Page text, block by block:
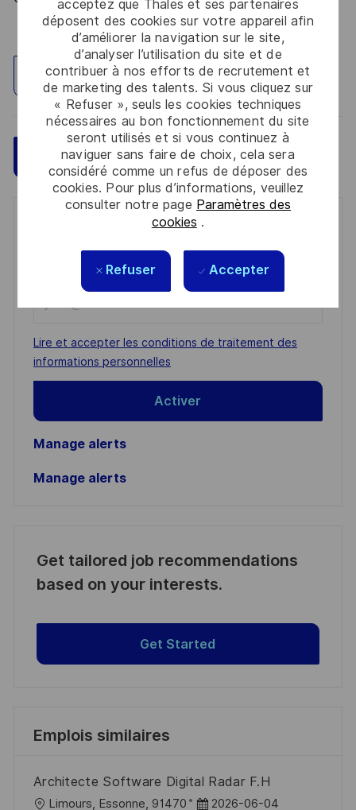
acceptez que Thales et ses partenaires
déposent des cookies sur votre appareil afin
d’améliorer la navigation sur le site,
d’analyser l’utilisation du site et de
contribuer à nos efforts de recrutement et
de marketing des talents. Si vous cliquez sur
« Refuser », seuls les cookies techniques
nécessaires au bon fonctionnement du site
seront utilisés et si vous continuez à
naviguer sans faire de choix, cela sera
considéré comme un refus de déposer des
cookies. Pour plus d’informations, veuillez
consulter notre page Paramètres des
cookies .
Refuser Accepter
Explorez un site
Postulez maintenant Sauvegarder
Get notified for similar jobs
You'll receive updates once a week
Email
address
(Required)
Required
Lire et accepter les conditions de traitement des
informations personnelles
Activer
Manage alerts
Manage alerts
Get tailored job recommendations
based on your interests.
Get Started
Emplois similaires
Architecte Software Digital Radar F.H
Limours, Essonne, 91470
D 2026-06-04